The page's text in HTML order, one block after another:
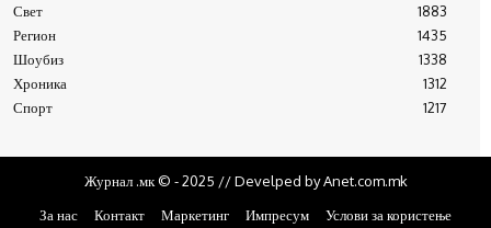
Свет
1883
Регион
1435
Шоубиз
1338
Хроника
1312
Спорт
1217
Журнал .мк © - 2025 // Develped by Anet.com.mk
За нас
Контакт Маркетинг Импресум Услови за користење